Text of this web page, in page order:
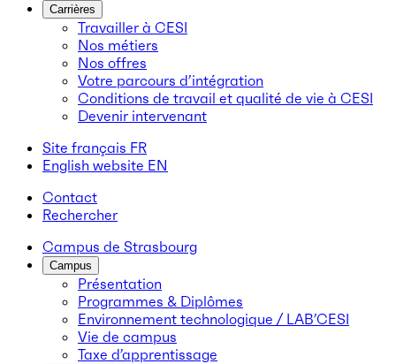
Carrières
Travailler à CESI
Nos métiers
Nos offres
Votre parcours d’intégration
Conditions de travail et qualité de vie à CESI
Devenir intervenant
Site français FR
English website EN
Contact
Rechercher
Campus de Strasbourg
Campus
Présentation
Programmes & Diplômes
Environnement technologique / LAB’CESI
Vie de campus
Taxe d’apprentissage